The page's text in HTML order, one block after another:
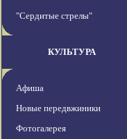
"Сердитые стрелы"
КУЛЬТУРА
Афиша
Новые передвжиники
Фотогалерея